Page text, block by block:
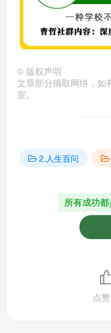
© 版权声明
文章部分摘取网络，如
室。
2.人生百问
所有成功
点赞